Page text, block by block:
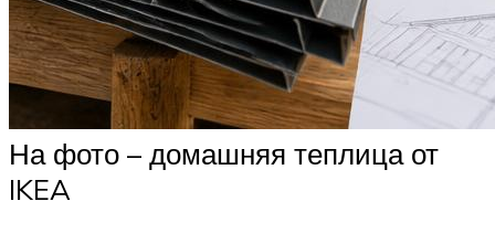
На фото – домашняя теплица от
IKEA